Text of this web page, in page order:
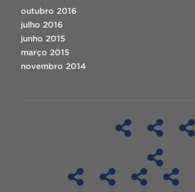
outubro 2016
julho 2016
junho 2015
março 2015
novembro 2014